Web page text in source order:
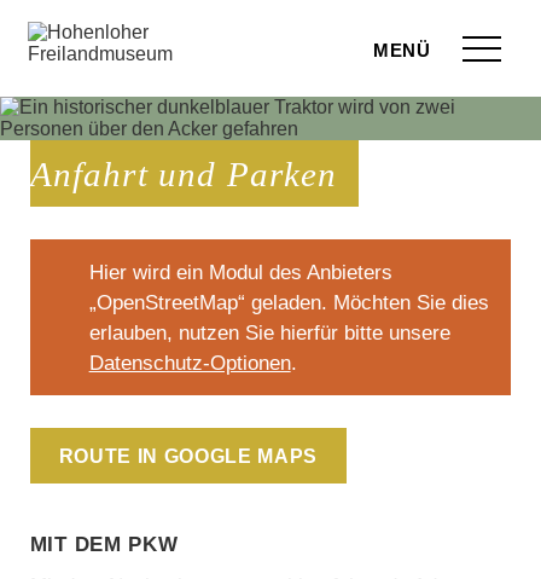
Menü
Besuch
Fragen
Anfahrt und Parken
Hier wird ein Modul des Anbieters
„OpenStreetMap“ geladen. Möchten Sie dies
erlauben, nutzen Sie hierfür bitte unsere
Datenschutz-Optionen.
Route in Google Maps
Mit dem PKW